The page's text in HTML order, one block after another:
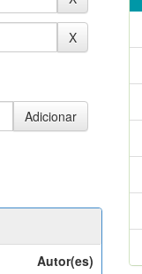
Autor(es)